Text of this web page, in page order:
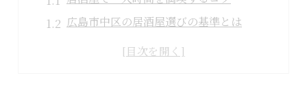
広島市中区の居酒屋選びの基準とは
一人飲みに最適な居酒屋の雰囲気作り